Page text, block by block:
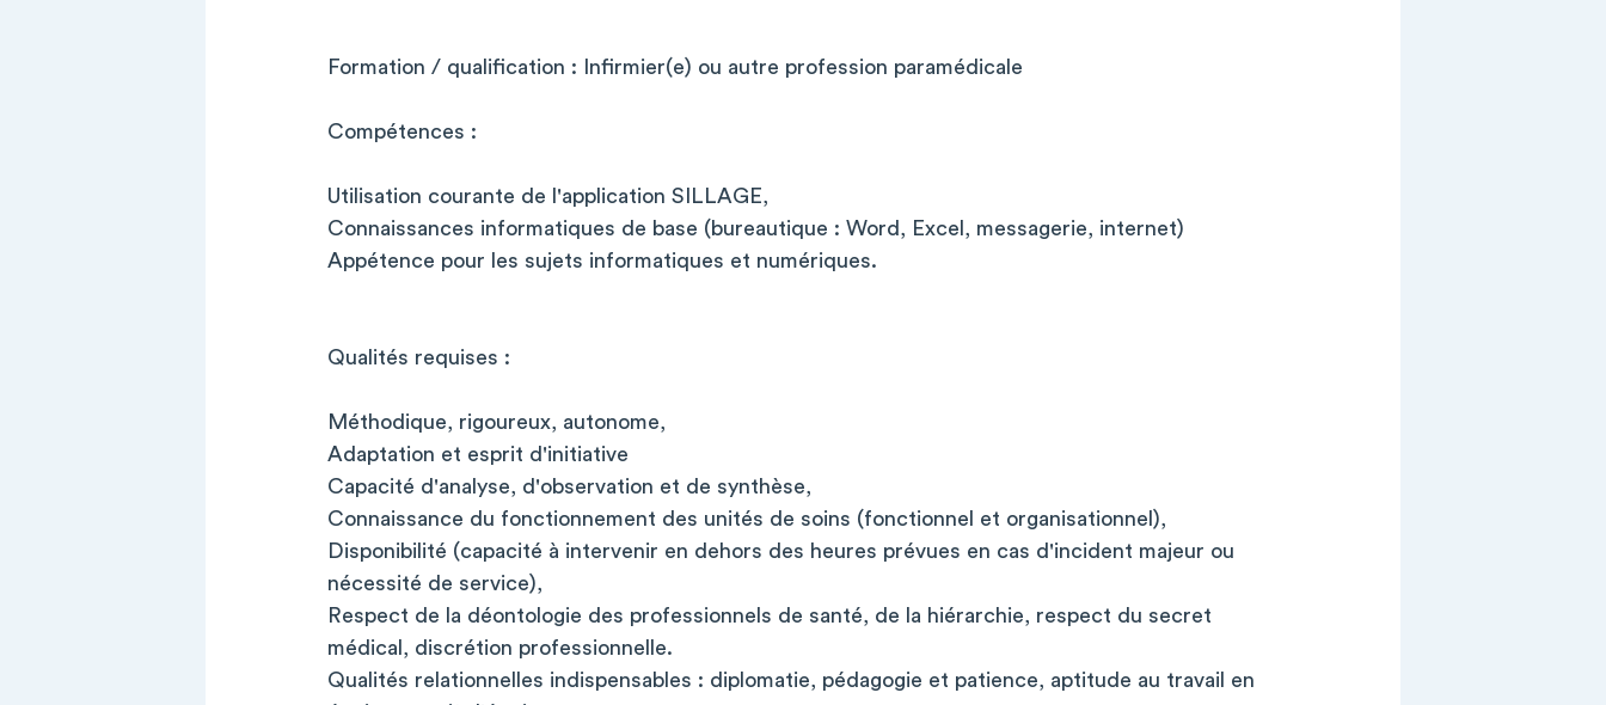
Formation / qualification : Infirmier(e) ou autre profession paramédicale
Compétences :
Utilisation courante de l'application SILLAGE,
Connaissances informatiques de base (bureautique : Word, Excel, messagerie, internet)
Appétence pour les sujets informatiques et numériques.
Qualités requises :
Méthodique, rigoureux, autonome,
Adaptation et esprit d'initiative
Capacité d'analyse, d'observation et de synthèse,
Connaissance du fonctionnement des unités de soins (fonctionnel et organisationnel),
Disponibilité (capacité à intervenir en dehors des heures prévues en cas d'incident majeur ou
nécessité de service),
Respect de la déontologie des professionnels de santé, de la hiérarchie, respect du secret
médical, discrétion professionnelle.
Qualités relationnelles indispensables : diplomatie, pédagogie et patience, aptitude au travail en